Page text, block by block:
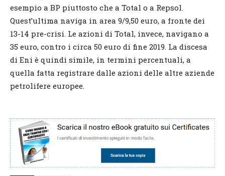
esempio a BP piuttosto che a Total o a Repsol.
Quest’ultima naviga in area 9/9,50 euro, a fronte dei
13-14 pre-crisi. Le azioni di Total, invece, navigano a
35 euro, contro i circa 50 euro di fine 2019. La discesa
di Eni è quindi simile, in termini percentuali, a
quella fatta registrare dalle azioni delle altre aziende
petrolifere europee.